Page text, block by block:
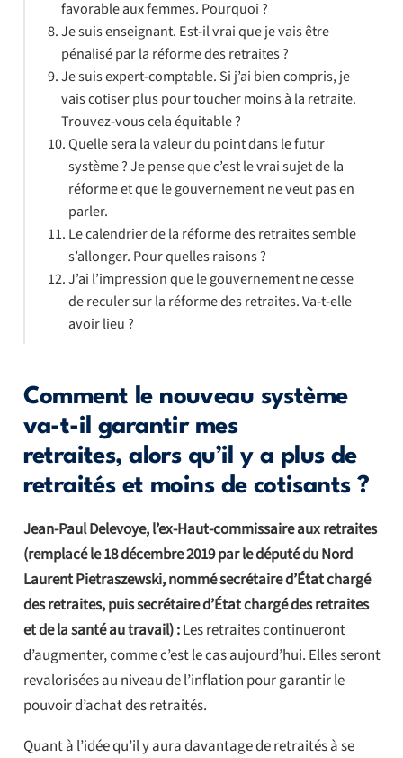
Comment le nouveau système
va-t-il garantir mes
retraites, alors qu’il y a plus de
retraités et moins de cotisants ?
Jean-Paul Delevoye, l’ex-Haut-commissaire aux retraites
(remplacé le 18 décembre 2019 par le député du Nord
Laurent Pietraszewski, nommé secrétaire d’État chargé
des retraites, puis secrétaire d’État chargé des retraites
et de la santé au travail) :Les retraites continueront
d’augmenter, comme c’est le cas aujourd’hui. Elles seront
revalorisées au niveau de l’inflation pour garantir le
pouvoir d’achat des retraités.
Quant à l’idée qu’il y aura davantage de retraités à se
favorable aux femmes. Pourquoi ?
Je suis enseignant. Est-il vrai que je vais être
pénalisé par la réforme des retraites ?
Je suis expert-comptable. Si j’ai bien compris, je
vais cotiser plus pour toucher moins à la retraite.
Trouvez-vous cela équitable ?
Quelle sera la valeur du point dans le futur
système ? Je pense que c’est le vrai sujet de la
réforme et que le gouvernement ne veut pas en
parler.
Le calendrier de la réforme des retraites semble
s’allonger. Pour quelles raisons ?
J’ai l’impression que le gouvernement ne cesse
de reculer sur la réforme des retraites. Va-t-elle
avoir lieu ?